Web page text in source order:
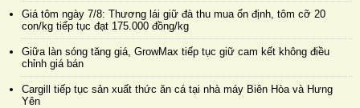
Giá tôm ngày 7/8: Thương lái giữ đà thu mua ổn định, tôm cỡ 20
con/kg tiếp tục đạt 175.000 đồng/kg
Giữa làn sóng tăng giá, GrowMax tiếp tục giữ cam kết không điều
chỉnh giá bán
Cargill tiếp tục sản xuất thức ăn cá tại nhà máy Biên Hòa và Hưng
Yên